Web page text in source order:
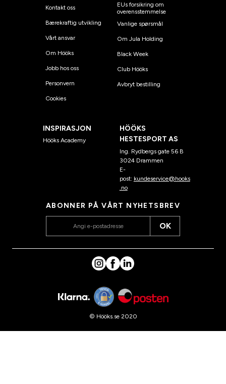
Kontakt oss
Bærekraftig utvikling
Vårt ansvar
Om Hööks
Jobb hos oss
Personvern
Cookies
EUs forsikring om
overensstemmelse
Vanlige spørsmål
Om Jula Holding
Black Week
Club Hööks
Avbryt bestilling
INSPIRASJON
Hööks Academy
HÖÖKS
HESTESPORT AS
Ing. Rydbergs gate 56 B
3024 Drammen
E-
post: kundeservice@hooks
.no
ABONNER PÅ VÅRT NYHETSBREV
OK
© Hööks.se 2020